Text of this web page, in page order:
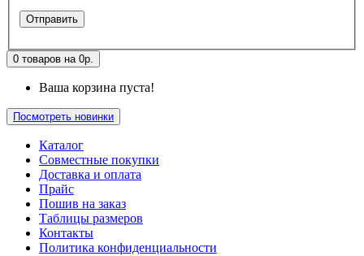
0 товаров на 0р.
Ваша корзина пуста!
Посмотреть новинки
Каталог
Совместные покупки
Доставка и оплата
Прайс
Пошив на заказ
Таблицы размеров
Контакты
Политика конфиденциальности